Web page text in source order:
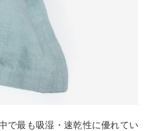
で最も吸湿・速乾性に優れてい